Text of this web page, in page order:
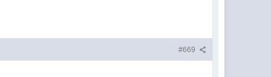
#669